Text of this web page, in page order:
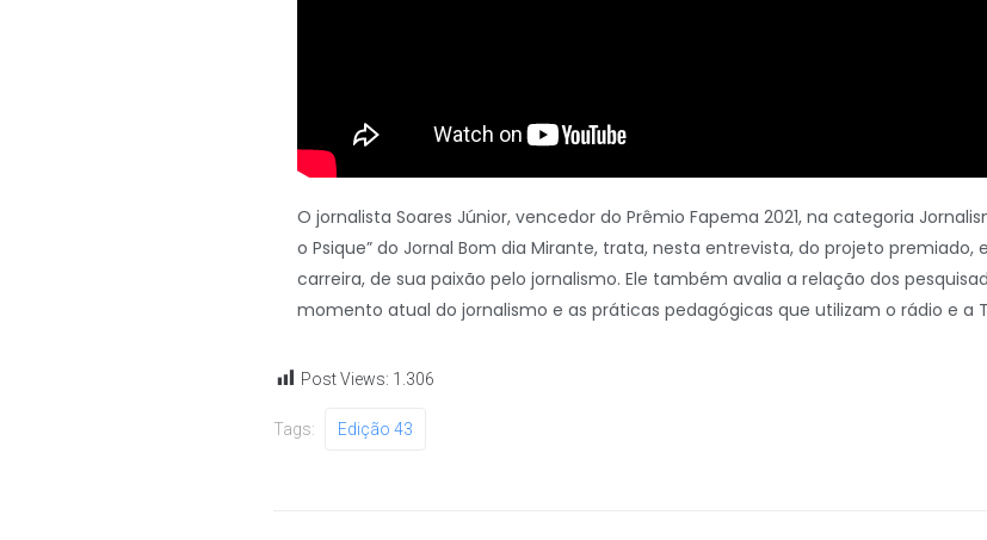
O jornalista Soares Júnior, vencedor do Prêmio Fapema 2021, na categoria
o Psique” do Jornal Bom dia Mirante, trata, nesta entrevista, do projeto premiado,
carreira, de sua paixão pelo jornalismo. Ele também avalia a relação dos
momento atual do jornalismo e as práticas pedagógicas que utilizam o rádio e a
Post Views: 1.306
Tags: Edição 43